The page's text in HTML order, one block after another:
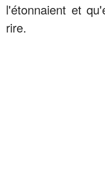
l'étonnaient et
rire.